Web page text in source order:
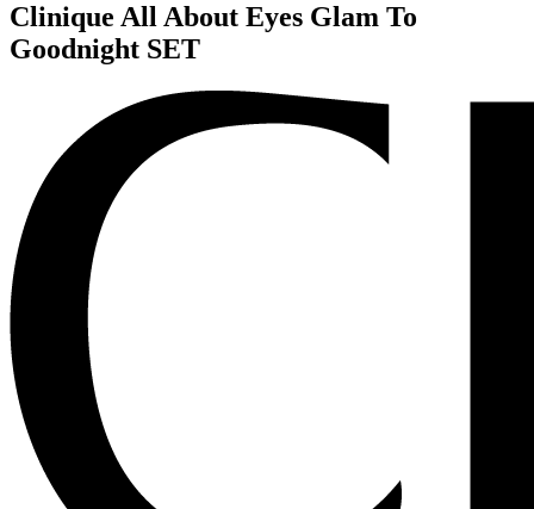
Clinique All About Eyes Glam To
Goodnight SET